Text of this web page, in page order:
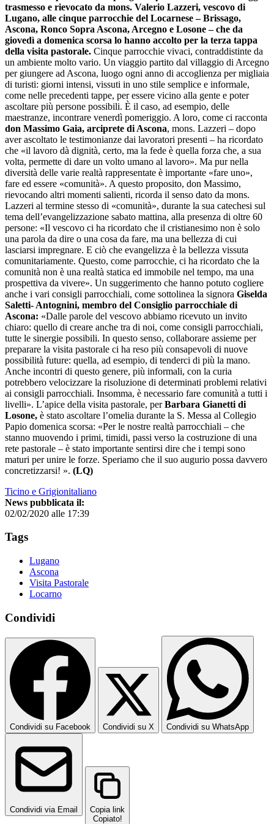
trasmesso e rievocato da mons. Valerio Lazzeri, vescovo di
Lugano, alle cinque parrocchie del Locarnese – Brissago,
Ascona, Ronco Sopra Ascona, Arcegno e Losone – che da
giovedì a domenica scorsa lo hanno accolto per la terza tappa
della visita pastorale. Cinque parrocchie vivaci, contraddistinte da
un ambiente molto vario. Un viaggio partito dal villaggio di Arcegno
per giungere ad Ascona, luogo ogni anno di accoglienza per migliaia
di turisti: giorni intensi, vissuti in uno stile semplice e informale,
come nelle precedenti tappe, per essere vicino alla gente e poter
ascoltare più persone possibili. È il caso, ad esempio, delle
maestranze, incontrare venerdì pomeriggio. A loro, come ci racconta
don Massimo Gaia, arciprete di Ascona, mons. Lazzeri – dopo
aver ascoltato le testimonianze dai lavoratori presenti – ha ricordato
che «il lavoro dà dignità, certo, ma la fede è quella forza che, a sua
volta, permette di dare un volto umano al lavoro». Ma pur nella
diversità delle varie realtà rappresentate è importante «fare uno»,
fare ed essere «comunità». A questo proposito, don Massimo,
rievocando altri momenti salienti, ricorda il senso dato da mons.
Lazzeri al termine stesso di «comunità», durante la sua catechesi sul
tema dell’evangelizzazione sabato mattina, alla presenza di oltre 60
persone: «Il vescovo ci ha ricordato che il cristianesimo non è solo
una parola da dire o una cosa da fare, ma una bellezza di cui
lasciarsi impregnare. E ciò che evangelizza è la bellezza vissuta
comunitariamente. Questo, come parrocchie, ci ha ricordato che la
comunità non è una realtà statica ed immobile nel tempo, ma una
prospettiva da vivere». Un suggerimento che hanno potuto cogliere
anche i vari consigli parrocchiali, come sottolinea la signora Giselda
Saletti- Antognini, membro del Consiglio parrocchiale di
Ascona: «Dalle parole del vescovo abbiamo ricevuto un invito
chiaro: quello di creare anche tra di noi, come consigli parrocchiali,
tutte le sinergie possibili. In questo senso, collaborare assieme per
preparare la visita pastorale ci ha reso più consapevoli di nuove
possibilità future: quella, ad esempio, di tenderci di più la mano.
Anche incontri di questo genere, più informali, con la curia
potrebbero velocizzare la risoluzione di determinati problemi relativi
ai consigli parrocchiali. Insomma, è necessario fare comunità a tutti i
livelli». L’apice della visita pastorale, perBarbara Gianetti di
Losone, è stato ascoltare l’omelia durante la S. Messa al Collegio
Papio domenica scorsa: «Per le nostre realtà parrocchiali – che
stanno muovendo i primi, timidi, passi verso la costruzione di una
rete pastorale – è stato importante sentirsi dire che i tempi sono
maturi per unire le forze. Speriamo che il suo augurio possa davvero
concretizzarsi! ». (LQ)
Ticino e Grigionitaliano
News pubblicata il:
02/02/2020 alle 17:39
Tags
Lugano
Ascona
Visita Pastorale
Locarno
Condividi
Condividi su Facebook Condividi su X Condividi su WhatsApp
Condividi via Email
Copia link
Copiato!